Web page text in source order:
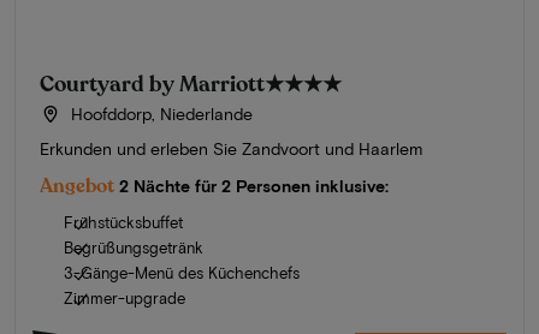
Courtyard by Marriott★★★★
Hoofddorp, Niederlande
Erkunden und erleben Sie Zandvoort und Haarlem
Angebot 2 Nächte für 2 Personen inklusive:
Frühstücksbuffet
Begrüßungsgetränk
3-Gänge-Menü des Küchenchefs
Zimmer-upgrade